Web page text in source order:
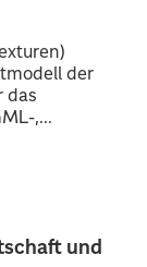
und
der
das
,...